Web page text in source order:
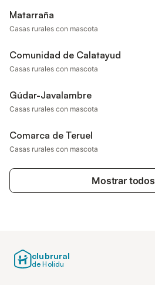
Matarraña
Casas rurales con mascota
Comunidad de Calatayud
Casas rurales con mascota
Gúdar-Javalambre
Casas rurales con mascota
Comarca de Teruel
Casas rurales con mascota
Mostrar todos
clubrural
de Holidu